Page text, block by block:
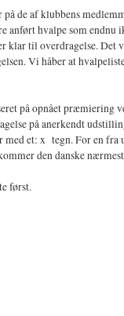
de af klubbens
anført hvalpe som endnu
klar til overdragelse.
Vi håber at
på opnået præmiering
på anerkendt
et: x tegn. For en fra
den danske
først.